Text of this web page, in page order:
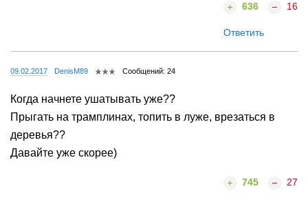
636 16
Ответить
09.02.2017 DenisM89 Сообщений: 24
Когда начнете ушатывать уже??
Прыгать на трамплинах, топить в луже, врезаться в
деревья??
Давайте уже скорее)
745 27